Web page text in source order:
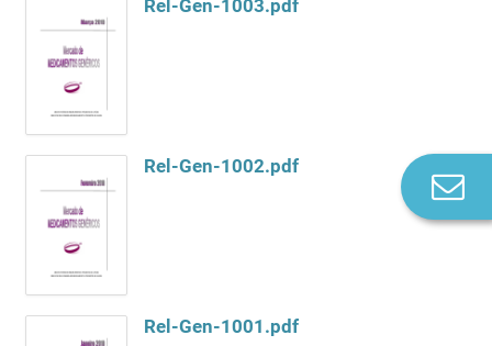
Rel-Gen-1003.pdf
Rel-Gen-1002.pdf
Rel-Gen-1001.pdf